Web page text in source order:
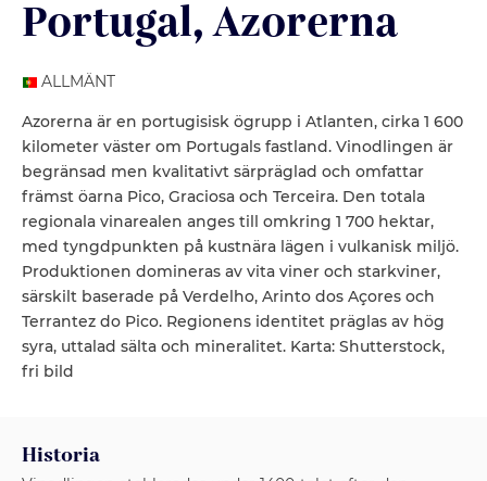
Portugal, Azorerna
ALLMÄNT
Azorerna är en portugisisk ögrupp i Atlanten, cirka 1 600
kilometer väster om Portugals fastland. Vinodlingen är
begränsad men kvalitativt särpräglad och omfattar
främst öarna Pico, Graciosa och Terceira. Den totala
regionala vinarealen anges till omkring 1 700 hektar,
med tyngdpunkten på kustnära lägen i vulkanisk miljö.
Produktionen domineras av vita viner och starkviner,
särskilt baserade på Verdelho, Arinto dos Açores och
Terrantez do Pico. Regionens identitet präglas av hög
syra, uttalad sälta och mineralitet. Karta: Shutterstock,
fri bild
Historia